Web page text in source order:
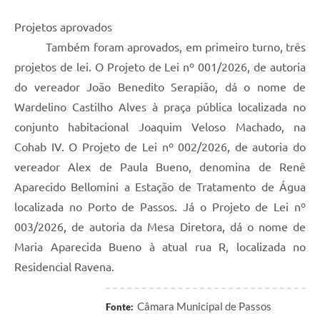
Projetos aprovados
Também foram aprovados, em primeiro turno, três
projetos de lei. O Projeto de Lei nº 001/2026, de autoria
do vereador João Benedito Serapião, dá o nome de
Wardelino Castilho Alves à praça pública localizada no
conjunto habitacional Joaquim Veloso Machado, na
Cohab IV. O Projeto de Lei nº 002/2026, de autoria do
vereador Alex de Paula Bueno, denomina de Renê
Aparecido Bellomini a Estação de Tratamento de Água
localizada no Porto de Passos. Já o Projeto de Lei nº
003/2026, de autoria da Mesa Diretora, dá o nome de
Maria Aparecida Bueno à atual rua R, localizada no
Residencial Ravena.
Fonte: Câmara Municipal de Passos